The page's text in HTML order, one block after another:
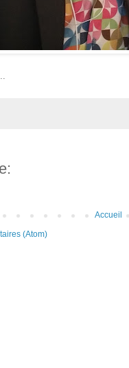
Accueil
(Atom)